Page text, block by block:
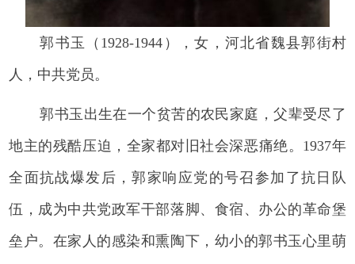
郭书玉（1928-1944），女，河北省魏县郭街村
人，中共党员。
郭书玉出生在一个贫苦的农民家庭，父辈受尽了
地主的残酷压迫，全家都对旧社会深恶痛绝。1937年
全面抗战爆发后，郭家响应党的号召参加了抗日队
伍，成为中共党政军干部落脚、食宿、办公的革命堡
垒户。在家人的感染和熏陶下，幼小的郭书玉心里萌